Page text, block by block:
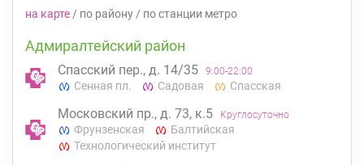
на карте / по району / по станции метро
Адмиралтейский район
Спасский пер., д. 14/35 9:00-22:00
Сенная пл. Садовая Спасская
Московский пр., д. 73, к.5 Круглосуточно
Фрунзенская
Балтийская
Технологический институт